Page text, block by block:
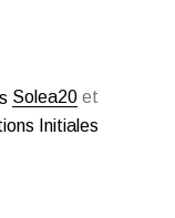
Solea20 et